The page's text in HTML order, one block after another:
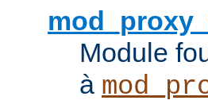
Module
à